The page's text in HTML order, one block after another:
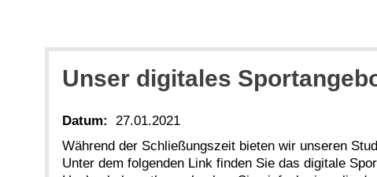
Unser digitales
Datum:
27.01.2021
Während der Schließungszeit bieten wir unseren
Unter dem folgenden Link finden Sie das digitale